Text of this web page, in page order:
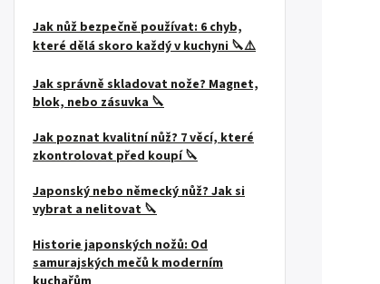
Jak nůž bezpečně používat: 6 chyb,
které dělá skoro každý v kuchyni 🔪⚠️
Jak správně skladovat nože? Magnet,
blok, nebo zásuvka 🔪
Jak poznat kvalitní nůž? 7 věcí, které
zkontrolovat před koupí 🔪
Japonský nebo německý nůž? Jak si
vybrat a nelitovat 🔪
Historie japonských nožů: Od
samurajských mečů k moderním